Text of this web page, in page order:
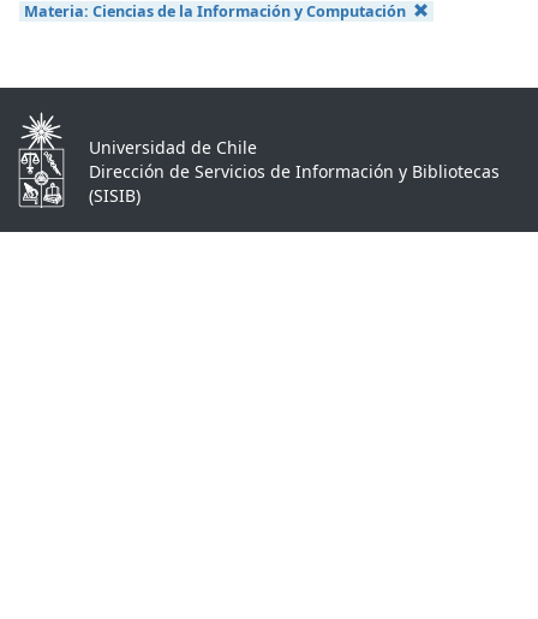
Materia: Ciencias de la Información y Computación
Universidad de Chile
Dirección de Servicios de Información y Bibliotecas
(SISIB)